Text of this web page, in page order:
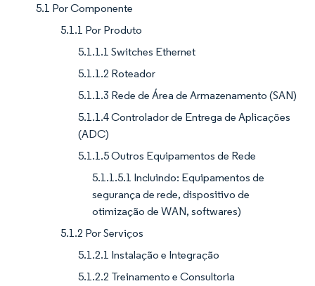
5.1 Por Componente
5.1.1 Por Produto
5.1.1.1 Switches Ethernet
5.1.1.2 Roteador
5.1.1.3 Rede de Área de Armazenamento (SAN)
5.1.1.4 Controlador de Entrega de Aplicações
(ADC)
5.1.1.5 Outros Equipamentos de Rede
5.1.1.5.1 Incluindo: Equipamentos de
segurança de rede, dispositivo de
otimização de WAN, softwares)
5.1.2 Por Serviços
5.1.2.1 Instalação e Integração
5.1.2.2 Treinamento e Consultoria